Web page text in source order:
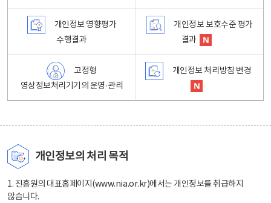
개인정보 영향평가
수행결과
개인정보 보호수준 평가
결과
고정형
영상정보처리기기의 운영·관리
개인정보 처리방침 변경
개인정보의 처리 목적
1. 진흥원의 대표홈페이지(www.nia.or.kr)에서는 개인정보를 취급하지
않습니다.